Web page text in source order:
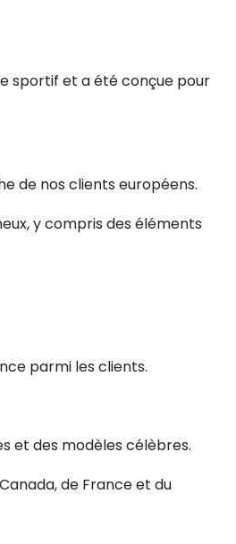
sportif et a été conçue pour
de nos clients européens.
y compris des éléments
parmi les clients.
et des modèles célèbres.
de France et du